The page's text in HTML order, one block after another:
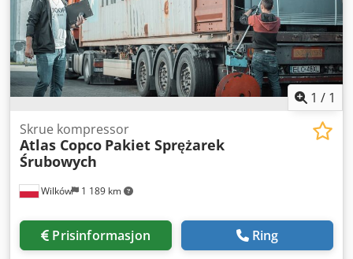
1 / 1
Wilków 1 189 km
Skrue kompressor
Atlas Copco Pakiet Sprężarek
Śrubowych
Prisinformasjon Ring